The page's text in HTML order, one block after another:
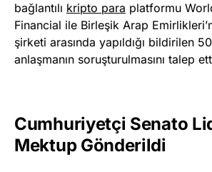
bağlantılı kripto para platformu
Financial ile Birleşik Arap
şirketi arasında yapıldığı bildirilen
anlaşmanın soruşturulmasını talep
Cumhuriyetçi Senato
Mektup Gönderildi